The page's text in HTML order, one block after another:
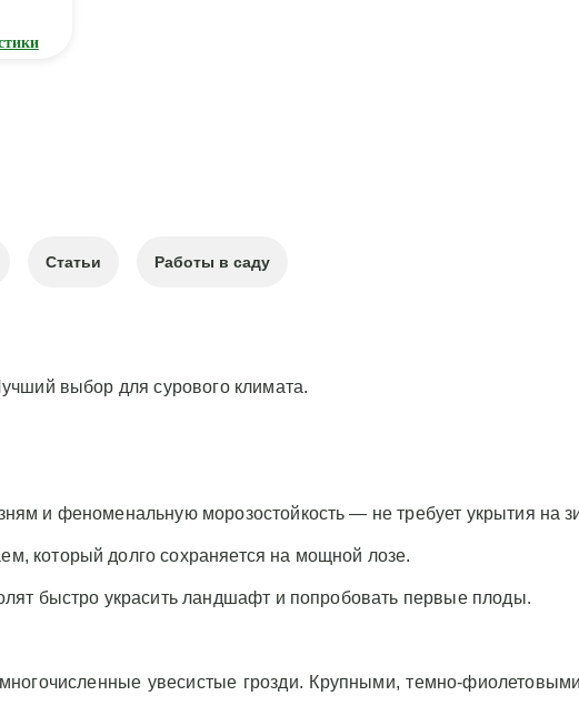
Статьи Работы в саду
выбор для сурового климата.
и феноменальную морозостойкость — не требует укрытия на
который долго сохраняется на мощной лозе.
быстро украсить ландшафт и попробовать первые плоды.
увесистые грозди. Крупными, темно-